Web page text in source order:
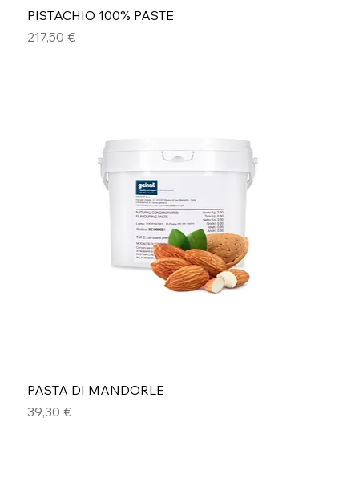
PISTACHIO 100% PASTE
Prezzo
217,50 €
PASTA DI MANDORLE
Prezzo
39,30 €